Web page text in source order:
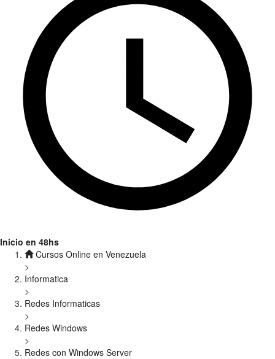
Inicio en 48hs
Cursos Online en Venezuela
>
Informatica
>
Redes Informaticas
>
Redes Windows
>
Redes con Windows Server